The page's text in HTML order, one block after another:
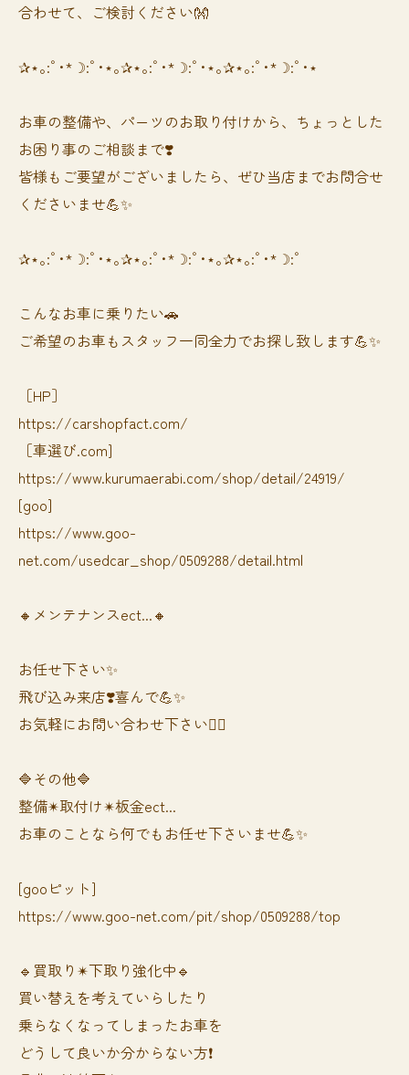
合わせて、ご検討ください👐
✰⋆｡:ﾟ･*☽:ﾟ･⋆｡✰⋆｡:ﾟ･*☽:ﾟ･⋆｡✰⋆｡:ﾟ･*☽:ﾟ･⋆
お車の整備や、パーツのお取り付けから、ちょっとした
お困り事のご相談まで❣️
皆様もご要望がございましたら、ぜひ当店までお問合せ
くださいませ💪✨
✰⋆｡:ﾟ･*☽:ﾟ･⋆｡✰⋆｡:ﾟ･*☽:ﾟ･⋆｡✰⋆｡:ﾟ･*☽:ﾟ
⁡⁡⁡こんなお車に乗りたい🚗
ご希望のお車もスタッフ一同全力でお探し致します💪✨
［HP］
https://carshopfact.com/
［車選び.com]
https://www.kurumaerabi.com/shop/detail/24919/
[goo]
https://www.goo-
net.com/usedcar_shop/0509288/detail.html
🔸メンテナンスect...🔸
お任せ下さい✨
飛び込み来店❣️喜んで💪✨
お気軽にお問い合わせ下さい🙆‍♀️
🔷その他🔷
整備✴︎取付け✴︎板金ect...
お車のことなら何でもお任せ下さいませ💪✨
[gooピット]
https://www.goo-net.com/pit/shop/0509288/top
🔹買取り✴︎下取り強化中🔹
買い替えを考えていらしたり
乗らなくなってしまったお車を
どうして良いか分からない方❗️